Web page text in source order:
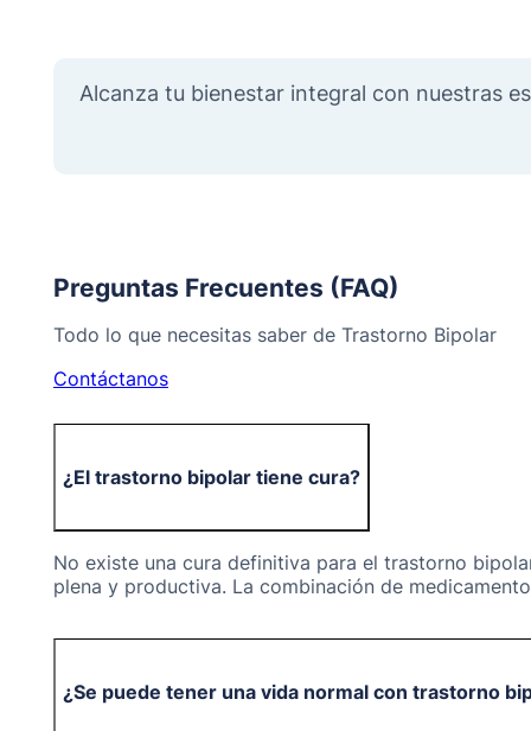
Alcanza tu bienestar integral con nuestras
Preguntas Frecuentes (FAQ)
Todo lo que necesitas saber de Trastorno Bipolar
Contáctanos
¿El trastorno bipolar tiene cura?
No existe una cura definitiva para el trastorno
plena y productiva. La combinación de
¿Se puede tener una vida normal con trastorno